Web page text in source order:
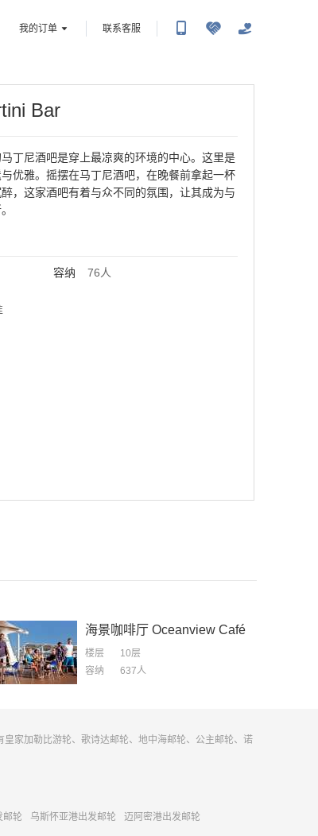
我的订单 联系客服
Bar
丁尼酒吧是穿上最凉爽的环境的中心。这里是
优雅。摇摆在马丁尼酒吧，在晚餐前拿起一杯
，这家酒吧有着与众不同的氛围，让其成为与
容纳 76人
海景咖啡厅 Oceanview Café
楼层
10层
容纳
637人
家加勒比游轮、歌诗达邮轮、地中海邮轮、公主邮轮、诺
邮轮 乌斯怀亚港出发邮轮
迈阿密港出发邮轮